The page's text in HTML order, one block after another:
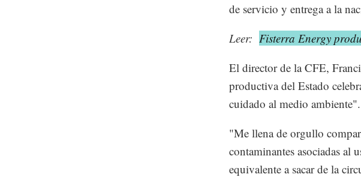
de servicio y entrega a la
Leer: Fisterra Energy
El director de la CFE,
productiva del Estado
cuidado al medio ambiente".
"Me llena de orgullo
contaminantes asociadas al
equivalente a sacar de la